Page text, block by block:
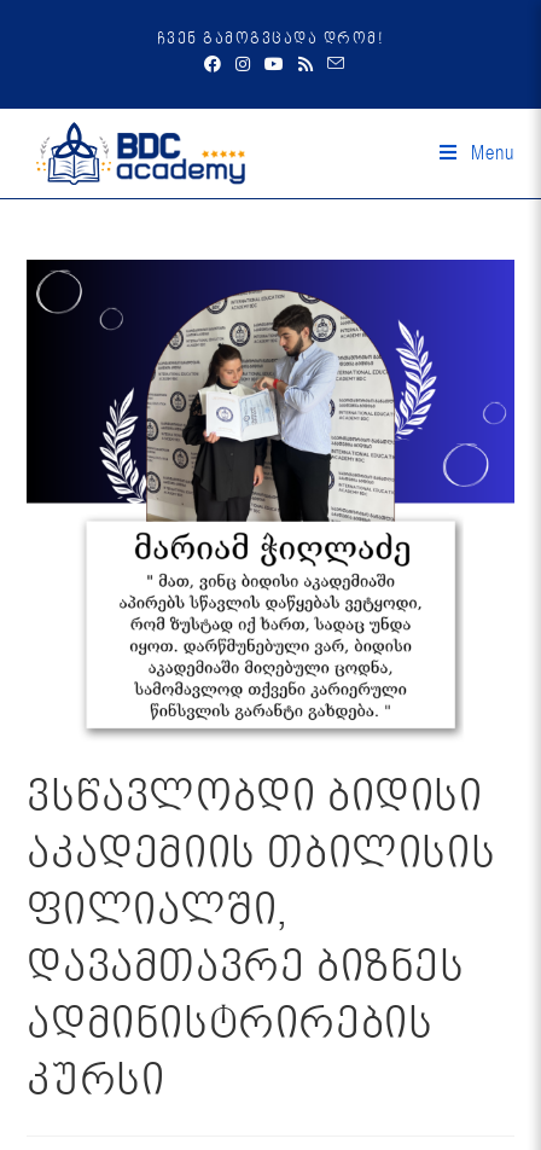
ჩვენ გამოგვცადა დრომ!
Menu
ვსწავლობდი ბიდისი
აკადემიის თბილისის
ფილიალში,
დავამთავრე ბიზნეს
ადმინისტრირების
კურსი